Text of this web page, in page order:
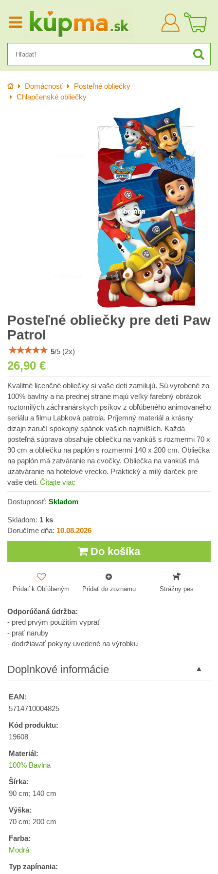
Prihlásiť
sa
Úvod Domácnosť
Posteľné obliečky
Chlapčenské obliečky
Posteľné obliečky pre deti Paw
Patrol
5/5 (2x)
26,90 €
Kvalitné licenčné obliečky si vaše deti zamilujú. Sú vyrobené zo
100% bavlny a na prednej strane majú veľký farebný obrázok
roztomilých záchranárskych psíkov z obľúbeného animovaného
seriálu a filmu Labková patrola. Príjemný materiál a krásny
dizajn zaručí spokojný spánok vašich najmilších. Každá
posteľná súprava obsahuje obliečku na vankúš s rozmermi 70 x
90 cm a obliečku na paplón s rozmermi 140 x 200 cm. Obliečka
na paplón má zatváranie na cvočky. Obliečka na vankúš má
uzatváranie na hotelové vrecko. Praktický a milý darček pre
vaše deti. Čítajte viac
Dostupnosť: Skladom
Skladom: 1 ks
Doručíme dňa: 10.08.2026
Do košíka
Pridať k Obľúbeným Pridať do zoznamu Strážny pes
Odporúčaná údržba:
- pred prvým použitím vyprať
- prať naruby
- dodržiavať pokyny uvedené na výrobku
Doplnkové informácie
EAN:
5714710004825
Kód produktu:
19608
Materiál:
100% Bavlna
Šírka:
90 cm; 140 cm
Výška:
70 cm; 200 cm
Farba:
Modrá
Typ zapínania: